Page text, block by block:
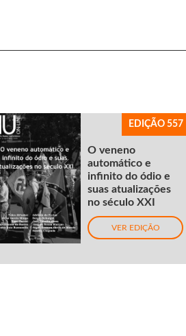
EDIÇÃO 557
O veneno
automático e
infinito do ódio e
suas atualizações
no século XXI
VER EDIÇÃO